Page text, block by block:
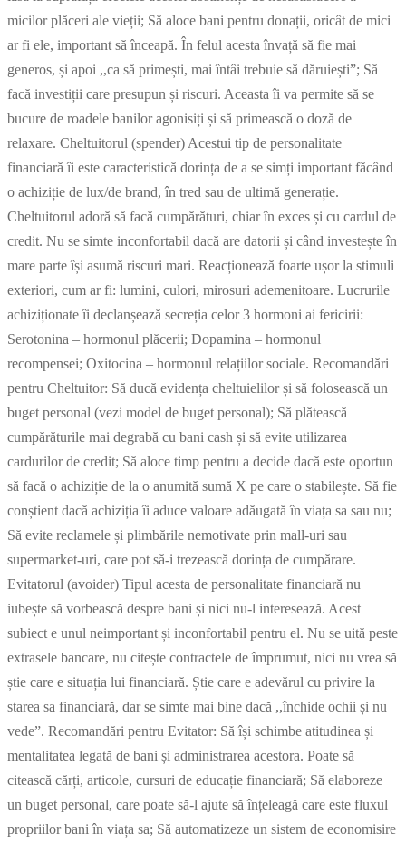
micilor plăceri ale vieții; Să aloce bani pentru donații, oricât de mici
ar fi ele, important să înceapă. În felul acesta învață să fie mai
generos, și apoi ,,ca să primești, mai întâi trebuie să dăruiești”; Să
facă investiții care presupun și riscuri. Aceasta îi va permite să se
bucure de roadele banilor agonisiți și să primească o doză de
relaxare. Cheltuitorul (spender) Acestui tip de personalitate
financiară îi este caracteristică dorința de a se simți important făcând
o achiziție de lux/de brand, în tred sau de ultimă generație.
Cheltuitorul adoră să facă cumpărături, chiar în exces și cu cardul de
credit. Nu se simte inconfortabil dacă are datorii și când investește în
mare parte își asumă riscuri mari. Reacționează foarte ușor la stimuli
exteriori, cum ar fi: lumini, culori, mirosuri ademenitoare. Lucrurile
achiziționate îi declanșează secreția celor 3 hormoni ai fericirii:
Serotonina – hormonul plăcerii; Dopamina – hormonul
recompensei; Oxitocina – hormonul relațiilor sociale. Recomandări
pentru Cheltuitor: Să ducă evidența cheltuielilor și să folosească un
buget personal (vezi model de buget personal); Să plătească
cumpărăturile mai degrabă cu bani cash și să evite utilizarea
cardurilor de credit; Să aloce timp pentru a decide dacă este oportun
să facă o achiziție de la o anumită sumă X pe care o stabilește. Să fie
conștient dacă achiziția îi aduce valoare adăugată în viața sa sau nu;
Să evite reclamele și plimbările nemotivate prin mall-uri sau
supermarket-uri, care pot să-i trezească dorința de cumpărare.
Evitatorul (avoider) Tipul acesta de personalitate financiară nu
iubește să vorbească despre bani și nici nu-l interesează. Acest
subiect e unul neimportant și inconfortabil pentru el. Nu se uită peste
extrasele bancare, nu citește contractele de împrumut, nici nu vrea să
știe care e situația lui financiară. Știe care e adevărul cu privire la
starea sa financiară, dar se simte mai bine dacă ,,închide ochii și nu
vede”. Recomandări pentru Evitator: Să își schimbe atitudinea și
mentalitatea legată de bani și administrarea acestora. Poate să
citească cărți, articole, cursuri de educație financiară; Să elaboreze
un buget personal, care poate să-l ajute să înțeleagă care este fluxul
propriilor bani în viața sa; Să automatizeze un sistem de economisire